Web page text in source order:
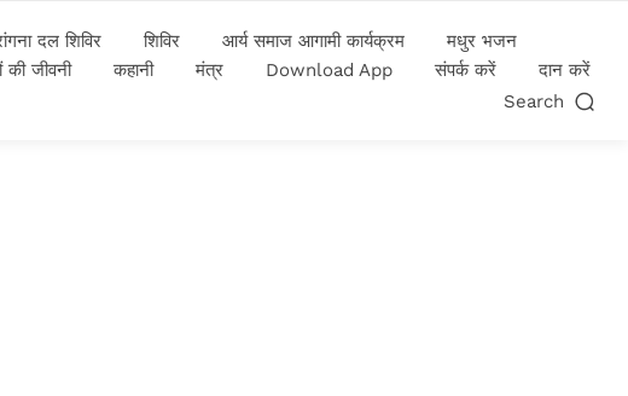
दल शिविर शिविर आर्य समाज आगामी कार्यक्रम
मधुर भजन
की जीवनी कहानी मंत्र Download App संपर्क करें
दान करें
Search